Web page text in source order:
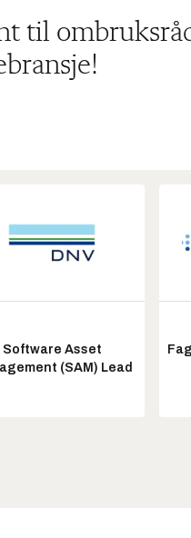
til
Software Asset
(SAM) Lead